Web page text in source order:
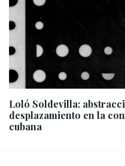
Loló Soldevilla:
desplazamiento en la
cubana